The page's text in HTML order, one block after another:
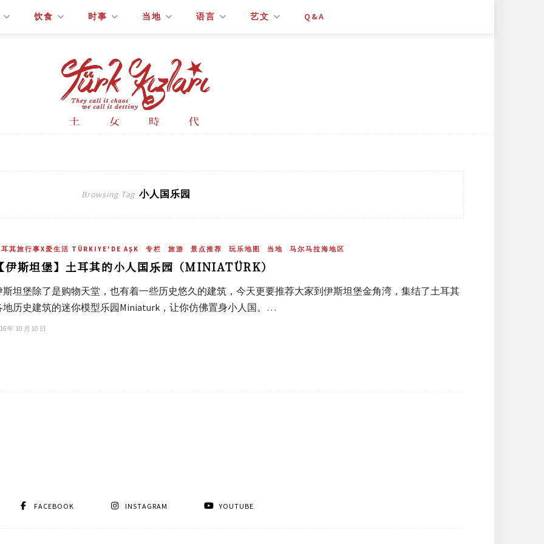
饮食 时事 当地 语言 艺文 Q&A
Browsing Tag 小人国乐园
其旅行事X爱生活 TÜRKIYE'DE AŞK 专栏 旅游 景点推荐 玩乐地图 当地 马尔马拉海地区
伊斯坦堡】土耳其的小人国乐园（MINIATÜRK）
斯坦堡除了是购物天堂，也有着一些历史悠久的建筑，今天更要推荐大家到伊斯坦堡金角湾，集结了土耳其
地历史建筑的迷你模型乐园Miniaturk，让你仿佛置身小人国。…
年 10 月 10 日
FACEBOOK INSTAGRAM YOUTUBE